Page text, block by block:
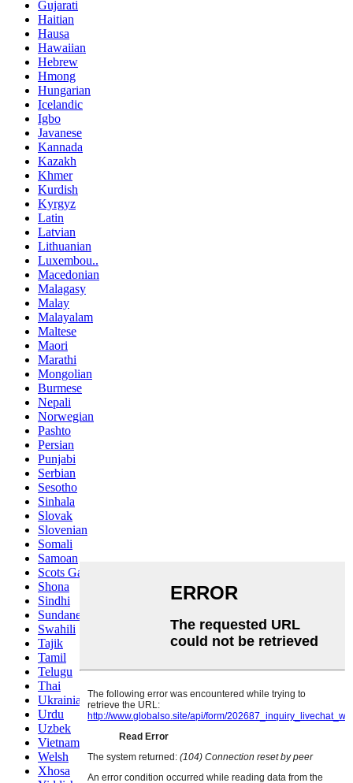
Gujarati
Haitian
Hausa
Hawaiian
Hebrew
Hmong
Hungarian
Icelandic
Igbo
Javanese
Kannada
Kazakh
Khmer
Kurdish
Kyrgyz
Latin
Latvian
Lithuanian
Luxembou..
Macedonian
Malagasy
Malay
Malayalam
Maltese
Maori
Marathi
Mongolian
Burmese
Nepali
Norwegian
Pashto
Persian
Punjabi
Serbian
Sesotho
Sinhala
Slovak
Slovenian
Somali
Samoan
Scots Gaelic
Shona
Sindhi
Sundanese
Swahili
Tajik
Tamil
Telugu
Thai
Ukrainian
Urdu
Uzbek
Vietnamese
Welsh
Xhosa